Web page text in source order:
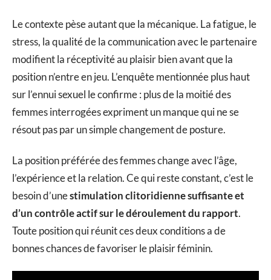
Le contexte pèse autant que la mécanique. La fatigue, le
stress, la qualité de la communication avec le partenaire
modifient la réceptivité au plaisir bien avant que la
position n’entre en jeu. L’enquête mentionnée plus haut
sur l’ennui sexuel le confirme : plus de la moitié des
femmes interrogées expriment un manque qui ne se
résout pas par un simple changement de posture.
La position préférée des femmes change avec l’âge,
l’expérience et la relation. Ce qui reste constant, c’est le
besoin d’unestimulation clitoridienne suffisante et
d’un contrôle actif sur le déroulement du rapport.
Toute position qui réunit ces deux conditions a de
bonnes chances de favoriser le plaisir féminin.